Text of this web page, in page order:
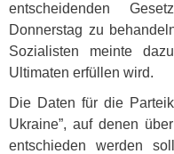
entscheidenden
Donnerstag zu
Sozialisten meinte
Ultimaten erfüllen wird.
Die Daten für die
Ukraine”, auf denen
entschieden werden